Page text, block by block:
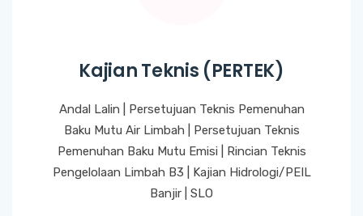
Kajian Teknis (PERTEK)
Andal Lalin | Persetujuan Teknis Pemenuhan
Baku Mutu Air Limbah | Persetujuan Teknis
Pemenuhan Baku Mutu Emisi | Rincian Teknis
Pengelolaan Limbah B3 | Kajian Hidrologi/PEIL
Banjir | SLO